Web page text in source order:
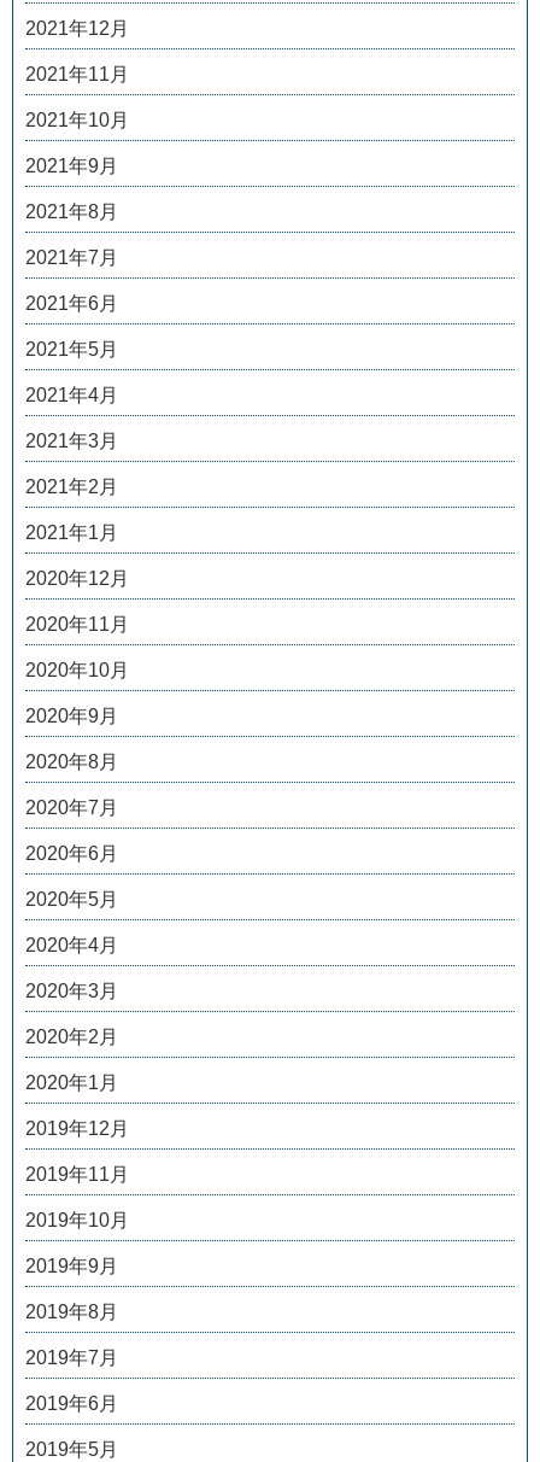
2021年12月
2021年11月
2021年10月
2021年9月
2021年8月
2021年7月
2021年6月
2021年5月
2021年4月
2021年3月
2021年2月
2021年1月
2020年12月
2020年11月
2020年10月
2020年9月
2020年8月
2020年7月
2020年6月
2020年5月
2020年4月
2020年3月
2020年2月
2020年1月
2019年12月
2019年11月
2019年10月
2019年9月
2019年8月
2019年7月
2019年6月
2019年5月